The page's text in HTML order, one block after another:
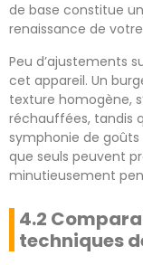
de base constitue
renaissance de
Peu d’ajustements
cet appareil. Un
texture homogène,
réchauffées, tandis
symphonie de
que seuls peuvent
minutieusement
4.2
techniques